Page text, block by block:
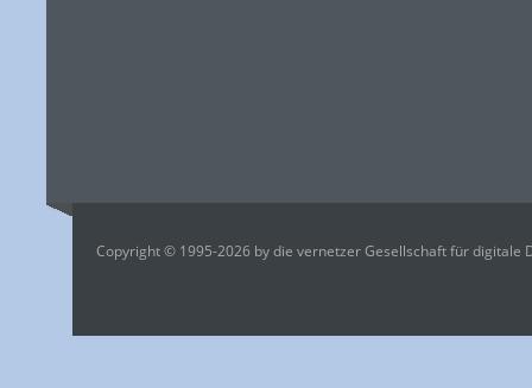
Copyright © 1995-2026 by die vernetzer Gesellschaft für digitale